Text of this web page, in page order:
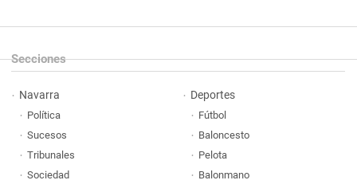
Secciones
Navarra
Política
Sucesos
Tribunales
Sociedad
Deportes
Fútbol
Baloncesto
Pelota
Balonmano